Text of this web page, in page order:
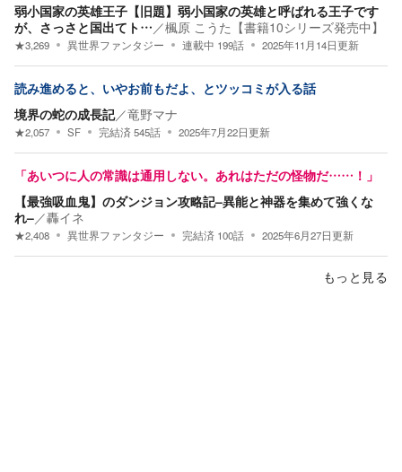
弱小国家の英雄王子【旧題】弱小国家の英雄と呼ばれる王子です
が、さっさと国出てト… ／楓原 こうた【書籍10シリーズ発売中】
★3,269 異世界ファンタジー 連載中 199話 2025年11月14日更新
読み進めると、いやお前もだよ、とツッコミが入る話
境界の蛇の成長記／竜野マナ
★2,057 SF 完結済545話 2025年7月22日更新
「あいつに人の常識は通用しない。あれはただの怪物だ……！」
【最強吸血鬼】のダンジョン攻略記–異能と神器を集めて強くな
れ–／轟イネ
★2,408 異世界ファンタジー 完結済 100話 2025年6月27日更新
もっと見る